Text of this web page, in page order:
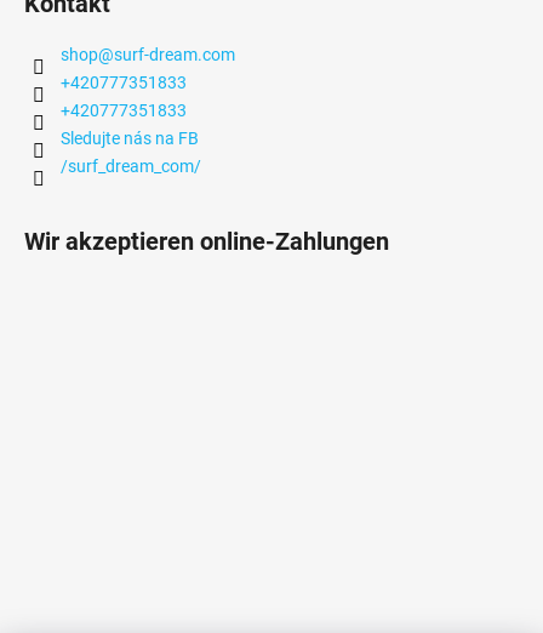
shop@surf-dream.com
+420777351833
+420777351833
Sledujte nás na FB
/surf_dream_com/
Wir akzeptieren online-Zahlungen